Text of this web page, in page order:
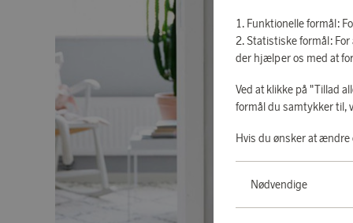
Funktionelle formål:
Statistiske formål:
der hjælper os med at
Ved at klikke på "Tillad
formål du samtykker til,
Hvis du ønsker at ændre
Nødvendige